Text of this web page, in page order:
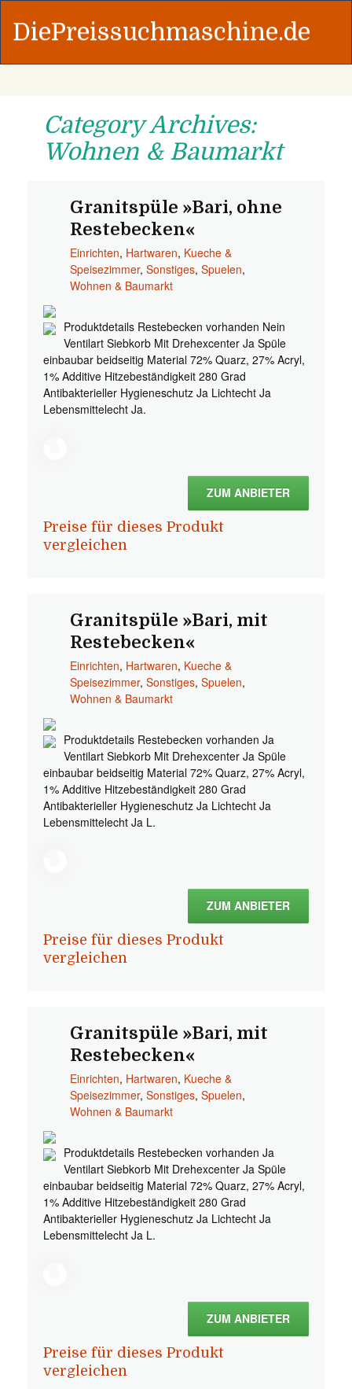
DiePreissuchmaschine.de
Category Archives:
Wohnen & Baumarkt
Granitspüle »Bari, ohne
Restebecken«
Einrichten, Hartwaren, Kueche &
Speisezimmer, Sonstiges, Spuelen,
Wohnen & Baumarkt
Produktdetails Restebecken vorhanden Nein
Ventilart Siebkorb Mit Drehexcenter Ja Spüle
einbaubar beidseitig Material 72% Quarz, 27% Acryl,
1% Additive Hitzebeständigkeit 280 Grad
Antibakterieller Hygieneschutz Ja Lichtecht Ja
Lebensmittelecht Ja.
ZUM ANBIETER
Preise für dieses Produkt
vergleichen
Granitspüle »Bari, mit
Restebecken«
Einrichten, Hartwaren, Kueche &
Speisezimmer, Sonstiges, Spuelen,
Wohnen & Baumarkt
Produktdetails Restebecken vorhanden Ja
Ventilart Siebkorb Mit Drehexcenter Ja Spüle
einbaubar beidseitig Material 72% Quarz, 27% Acryl,
1% Additive Hitzebeständigkeit 280 Grad
Antibakterieller Hygieneschutz Ja Lichtecht Ja
Lebensmittelecht Ja L.
ZUM ANBIETER
Preise für dieses Produkt
vergleichen
Granitspüle »Bari, mit
Restebecken«
Einrichten, Hartwaren, Kueche &
Speisezimmer, Sonstiges, Spuelen,
Wohnen & Baumarkt
Produktdetails Restebecken vorhanden Ja
Ventilart Siebkorb Mit Drehexcenter Ja Spüle
einbaubar beidseitig Material 72% Quarz, 27% Acryl,
1% Additive Hitzebeständigkeit 280 Grad
Antibakterieller Hygieneschutz Ja Lichtecht Ja
Lebensmittelecht Ja L.
ZUM ANBIETER
Preise für dieses Produkt
vergleichen